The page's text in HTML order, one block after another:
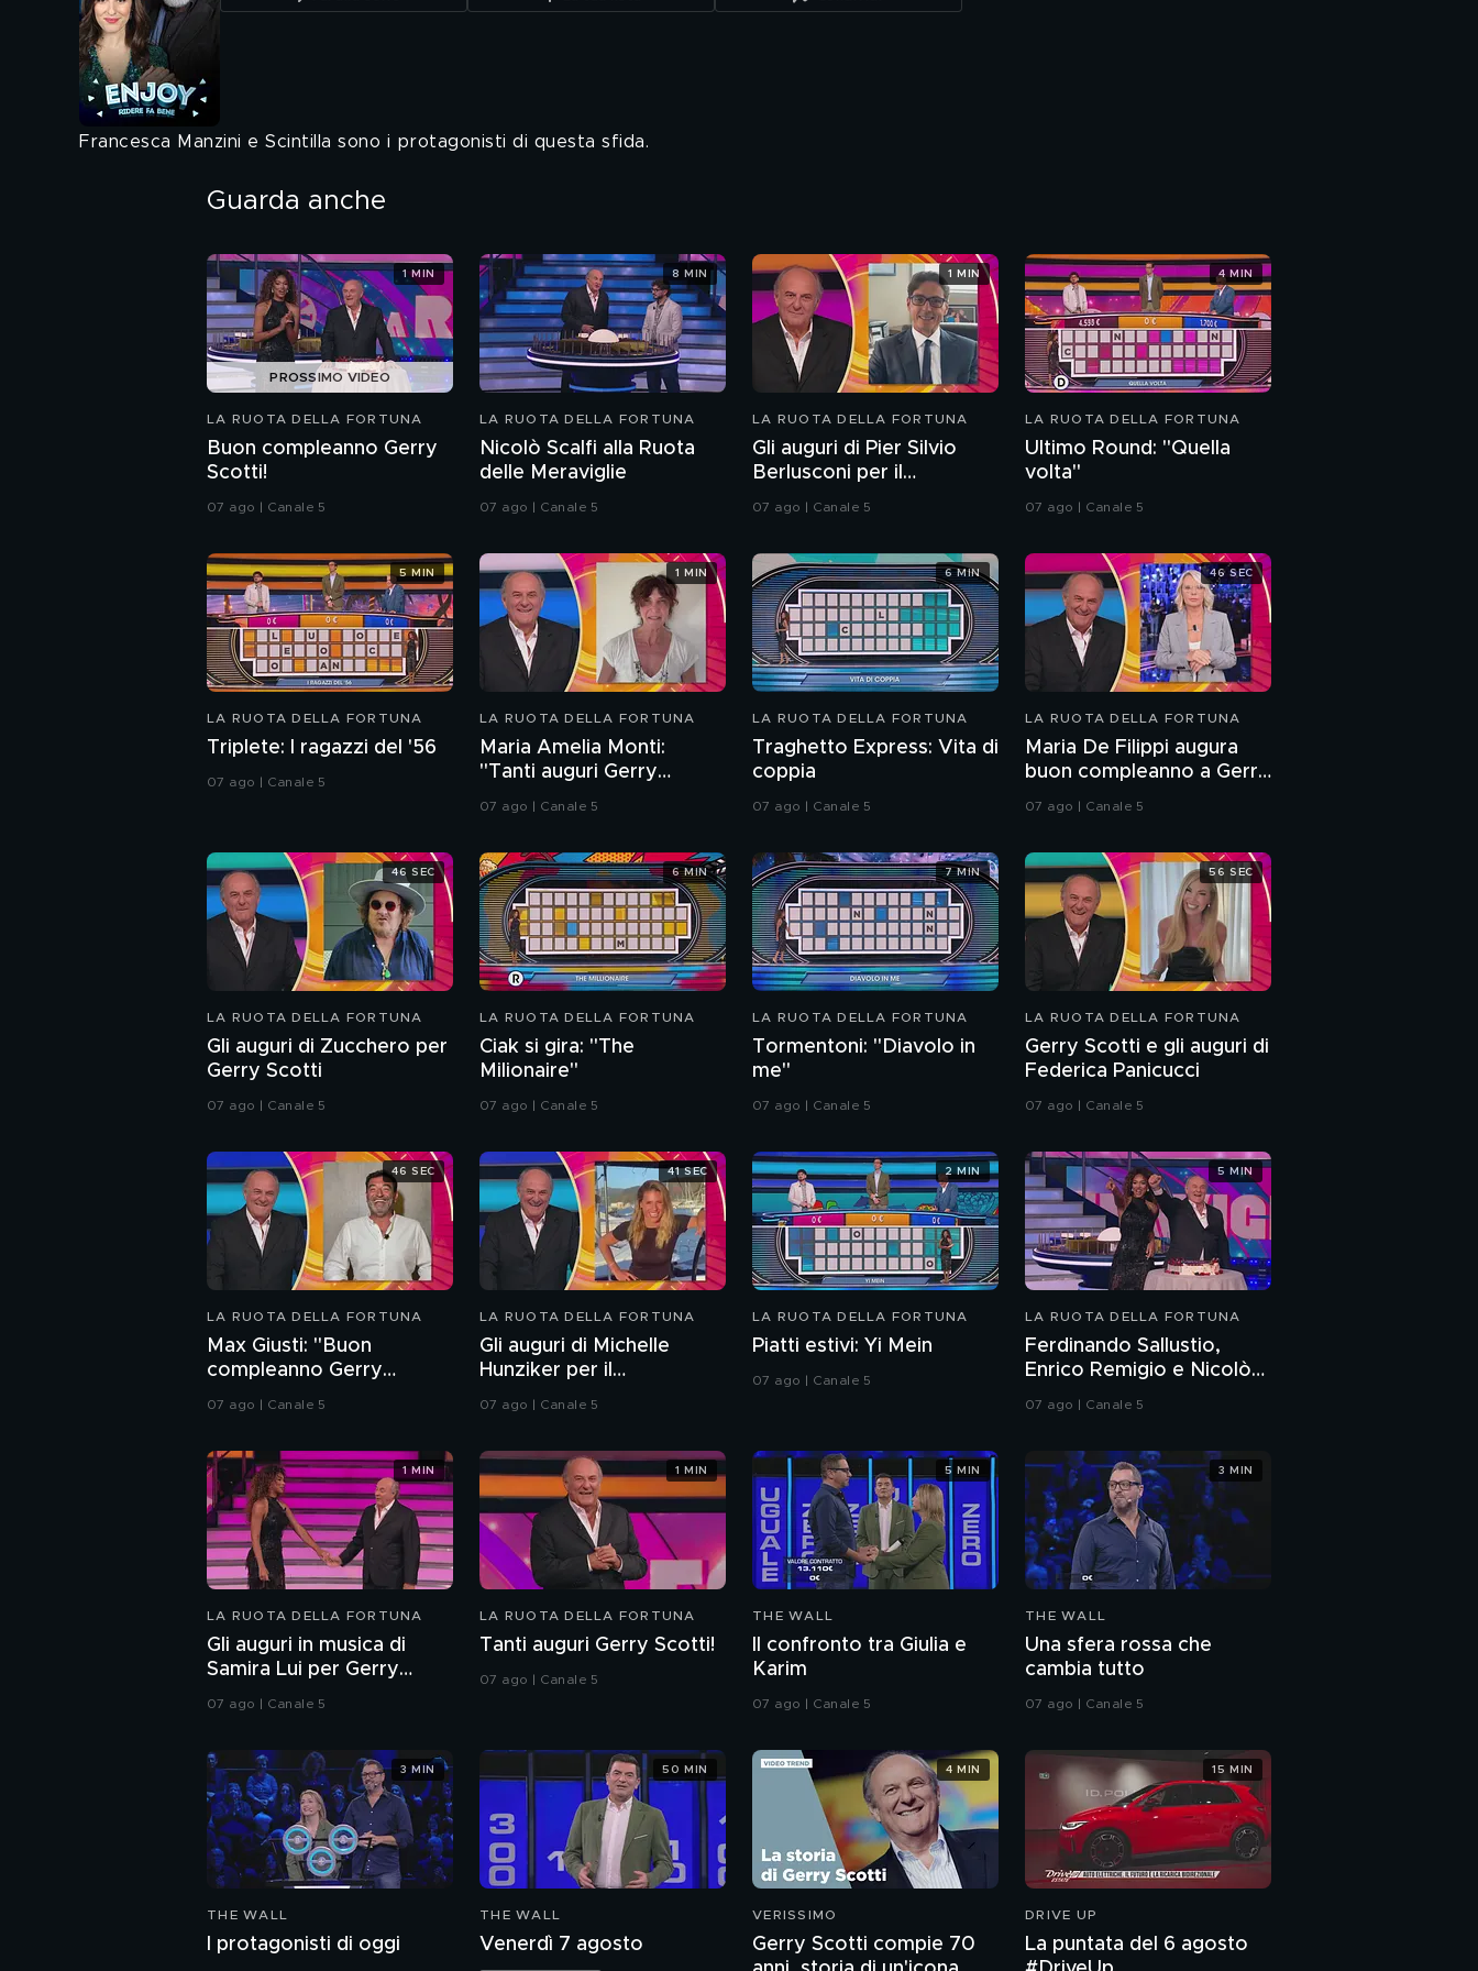
Francesca Manzini e Scintilla sono i protagonisti di questa sfida.
Guarda anche
PROSSIMO VIDEO
LA RUOTA DELLA FORTUNA
Buon compleanno Gerry
Scotti!
07 ago | Canale 5
1 MIN
LA RUOTA DELLA FORTUNA
Nicolò Scalfi alla Ruota
delle Meraviglie
07 ago | Canale 5
8 MIN
LA RUOTA DELLA FORTUNA
Gli auguri di Pier Silvio
Berlusconi per il
compleanno di Gerry
07 ago | Canale 5
1 MIN
LA RUOTA DELLA FORTUNA
Ultimo Round: "Quella
volta"
07 ago | Canale 5
4 MIN
LA RUOTA DELLA FORTUNA
Triplete: I ragazzi del '56
07 ago | Canale 5
5 MIN
LA RUOTA DELLA FORTUNA
Maria Amelia Monti:
"Tanti auguri Gerry
Scotti"
07 ago | Canale 5
1 MIN
LA RUOTA DELLA FORTUNA
Traghetto Express: Vita di
coppia
07 ago | Canale 5
6 MIN
LA RUOTA DELLA FORTUNA
Maria De Filippi augura
buon compleanno a Gerry
Scotti
07 ago | Canale 5
46 SEC
LA RUOTA DELLA FORTUNA
Gli auguri di Zucchero per
Gerry Scotti
07 ago | Canale 5
46 SEC
LA RUOTA DELLA FORTUNA
Ciak si gira: "The
Milionaire"
07 ago | Canale 5
6 MIN
LA RUOTA DELLA FORTUNA
Tormentoni: "Diavolo in
me"
07 ago | Canale 5
7 MIN
LA RUOTA DELLA FORTUNA
Gerry Scotti e gli auguri di
Federica Panicucci
07 ago | Canale 5
56 SEC
LA RUOTA DELLA FORTUNA
Max Giusti: "Buon
compleanno Gerry
Scotti!"
07 ago | Canale 5
46 SEC
LA RUOTA DELLA FORTUNA
Gli auguri di Michelle
Hunziker per il
compleanno Gerry Scotti
07 ago | Canale 5
41 SEC
LA RUOTA DELLA FORTUNA
Piatti estivi: Yi Mein
07 ago | Canale 5
2 MIN
LA RUOTA DELLA FORTUNA
Ferdinando Sallustio,
Enrico Remigio e Nicolò
Scalfi: tre campioni per il
07 ago | Canale 5
5 MIN
LA RUOTA DELLA FORTUNA
Gli auguri in musica di
Samira Lui per Gerry
Scotti
07 ago | Canale 5
1 MIN
LA RUOTA DELLA FORTUNA
Tanti auguri Gerry Scotti!
07 ago | Canale 5
1 MIN
THE WALL
Il confronto tra Giulia e
Karim
07 ago | Canale 5
5 MIN
THE WALL
Una sfera rossa che
cambia tutto
07 ago | Canale 5
3 MIN
THE WALL
I protagonisti di oggi
3 MIN
THE WALL
Venerdì 7 agosto
50 MIN
VERISSIMO
Gerry Scotti compie 70
4 MIN
DRIVE UP
La puntata del 6 agosto
15 MIN